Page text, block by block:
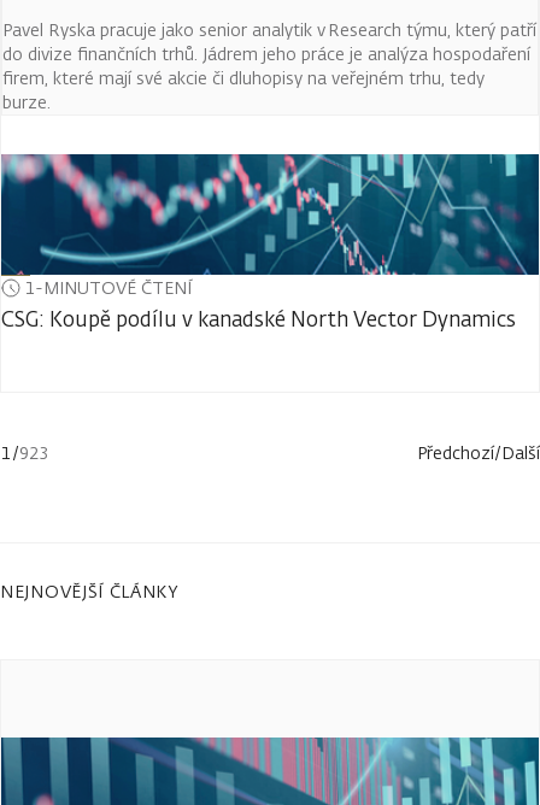
Pavel Ryska pracuje jako senior analytik v Research týmu, který patří
do divize finančních trhů. Jádrem jeho práce je analýza hospodaření
firem, které mají své akcie či dluhopisy na veřejném trhu, tedy
burze.
1-MINUTOVÉ ČTENÍ
CSG: Koupě podílu v kanadské North Vector Dynamics
1/923 Předchozí/Další
NEJNOVĚJŠÍ ČLÁNKY